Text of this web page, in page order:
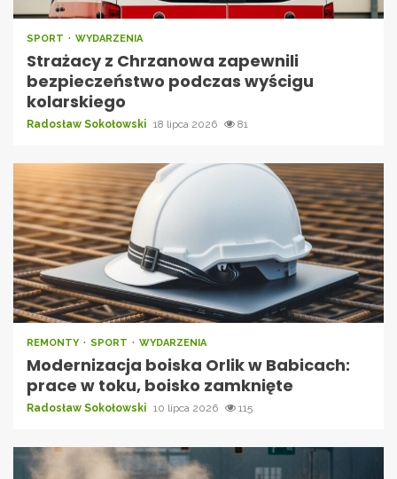
SPORT WYDARZENIA
Strażacy z Chrzanowa zapewnili
bezpieczeństwo podczas wyścigu
kolarskiego
Radosław Sokołowski 18 lipca 2026 81
REMONTY SPORT WYDARZENIA
Modernizacja boiska Orlik w Babicach:
prace w toku, boisko zamknięte
Radosław Sokołowski 10 lipca 2026 115